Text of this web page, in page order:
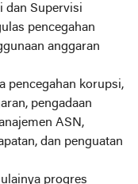
dan Supervisi
pencegahan
anggaran
pencegahan korupsi,
pengadaan
ASN,
dan penguatan
progres